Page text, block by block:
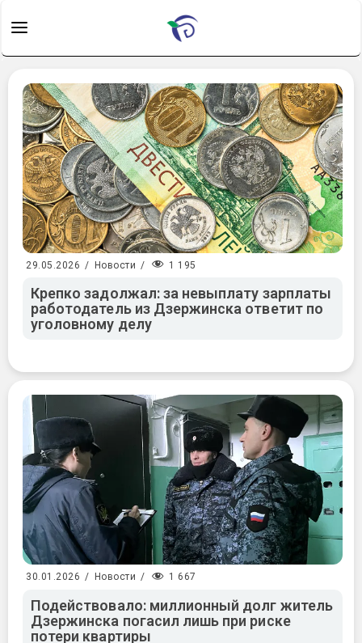
29.05.2026 / Новости / 1 195
Крепко задолжал: за невыплату зарплаты
работодатель из Дзержинска ответит по
уголовному делу
30.01.2026 / Новости / 1 667
Подействовало: миллионный долг житель
Дзержинска погасил лишь при риске
потери квартиры